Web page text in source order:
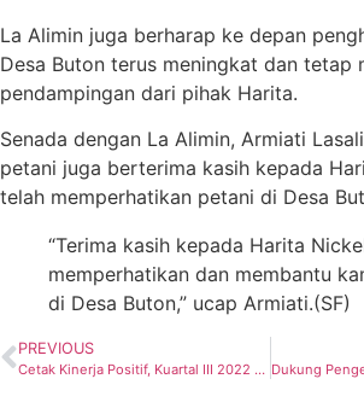
La Alimin juga berharap ke depan
Desa Buton terus meningkat dan tetap
pendampingan dari pihak Harita.
Senada dengan La Alimin, Armiati
petani juga berterima kasih kepada
telah memperhatikan petani di Desa
“Terima kasih kepada Harita
memperhatikan dan membantu
di Desa Buton,” ucap Armiati.(SF)
PREVIOUS
Cetak Kinerja Positif, Kuartal III 2022 PTBA Bukukan Laba Bersih Rp 10 Triliun